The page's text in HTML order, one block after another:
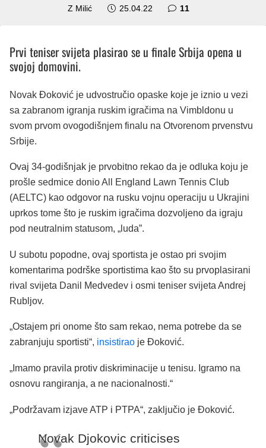
Z Milić 25.04.22 11
Prvi teniser svijeta plasirao se u finale Srbija opena u
svojoj domovini.
Novak Đoković je udvostručio opaske koje je iznio u vezi
sa zabranom igranja ruskim igračima na Vimbldonu u
svom prvom ovogodišnjem finalu na Otvorenom prvenstvu
Srbije.
Ovaj 34-godišnjak je prvobitno rekao da je odluka koju je
prošle sedmice donio All England Lawn Tennis Club
(AELTC) kao odgovor na rusku vojnu operaciju u Ukrajini
uprkos tome što je ruskim igračima dozvoljeno da igraju
pod neutralnim statusom, „luda”.
U subotu popodne, ovaj sportista je ostao pri svojim
komentarima podrške sportistima kao što su prvoplasirani
rival svijeta Danil Medvedev i osmi teniser svijeta Andrej
Rubljov.
„Ostajem pri onome što sam rekao, nema potrebe da se
zabranjuju sportisti“, insistirao je Đoković.
„Imamo pravila protiv diskriminacije u tenisu. Igramo na
osnovu rangiranja, a ne nacionalnosti.“
„Podržavam izjave ATP i PTPA“, zaključio je Đoković.
Novak Djokovic criticises